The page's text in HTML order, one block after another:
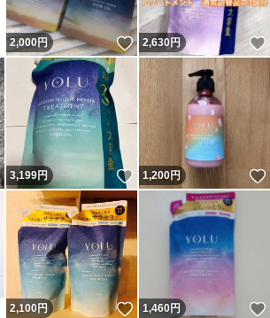
いいね！
2,000円 いいね！
2,630円
いいね！
3,199円 いいね！
1,200円
いいね！
2,100円 いいね！
1,460円